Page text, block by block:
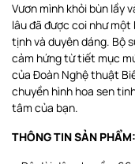
Vươn mình khỏi bùn lầy
lâu đã được coi như
tịnh và duyên dáng. Bộ
cảm hứng từ tiết mục
của Đoàn Nghệ thuật
chuyền hình hoa sen
tâm của bạn.
THÔNG TIN SẢN PHẨM: